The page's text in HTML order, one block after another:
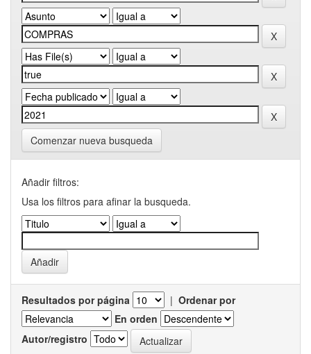
Comenzar nueva busqueda
Añadir filtros:
Usa los filtros para afinar la busqueda.
Resultados por página | Ordenar por
En orden
Autor/registro